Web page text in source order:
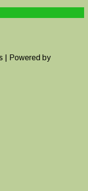
| Powered by